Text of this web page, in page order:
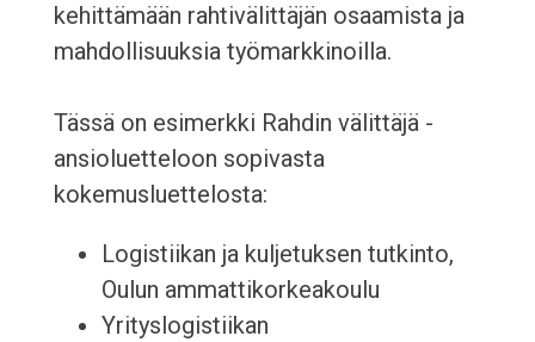
kehittämään rahtivälittäjän osaamista ja
mahdollisuuksia työmarkkinoilla.
Tässä on esimerkki Rahdin välittäjä -
ansioluetteloon sopivasta
kokemusluettelosta:
Logistiikan ja kuljetuksen tutkinto,
Oulun ammattikorkeakoulu
Yrityslogistiikan